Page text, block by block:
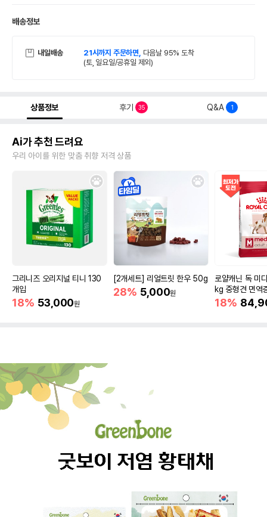
배송정보
내일배송 21시까지 주문하면, 다음날 95% 도착
(토, 일요일/공휴일 제외)
상품정보 후기 35 Q&A 1
Ai가 추천 드려요
우리 아이를 위한 맞춤 취향 저격 상품
그리니즈 오리지널 티니 130
개입
18% 53,000원
[2개세트] 리얼트릿 한우 50g
28% 5,000원
로얄캐닌 독 미
kg 중형견 면역
18%